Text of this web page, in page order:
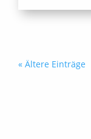
« Ältere Einträge